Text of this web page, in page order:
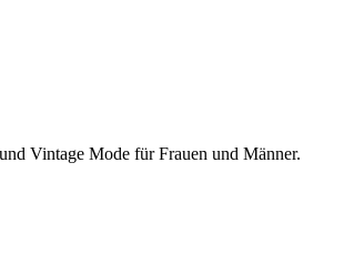
Vintage Mode für Frauen und Männer.